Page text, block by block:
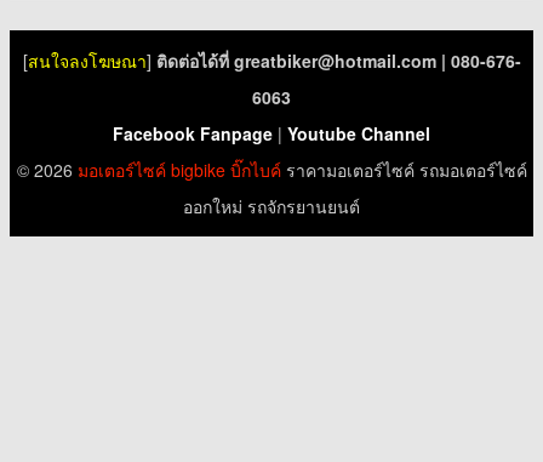
[สนใจลงโฆษณา] ติดต่อได้ที่ greatbiker@hotmail.com| 080-676-
6063
Facebook Fanpage | Youtube Channel
© 2026 มอเตอร์ไซค์ bigbike บิ๊กไบค์ราคามอเตอร์ไซค์ รถมอเตอร์ไซค์
ออกใหม่ รถจักรยานยนต์